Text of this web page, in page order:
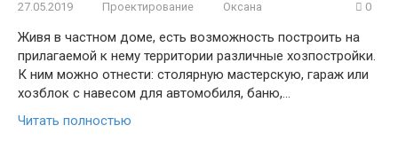
27.05.2019 Проектирование Оксана 0
Живя в частном доме, есть возможность построить на
прилагаемой к нему территории различные хозпостройки.
К ним можно отнести: столярную мастерскую, гараж или
хозблок с навесом для автомобиля, баню,…
Читать полностью